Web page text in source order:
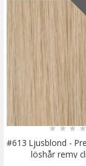
#613 Ljusblond -
löshår remy
★★★★